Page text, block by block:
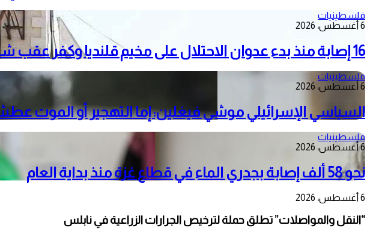
فلسطينيات
6 أغسطس، 2026
16 إصابة منذ بدء عدوان الاحتلال على مخيم قلنديا وكفر عقب شمال القدس
فلسطينيات
6 أغسطس، 2026
السياسي الإسرائيلي موشي فيغلين: إما التهجير أو الموت
فلسطينيات
6 أغسطس، 2026
نحو 58 ألف إصابة بجدري الماء في قطاع غزة منذ بداية العام
6 أغسطس، 2026
“النقل والمواصلات” تطلق حملة لترخيص الجرارات الزراعية في نابلس